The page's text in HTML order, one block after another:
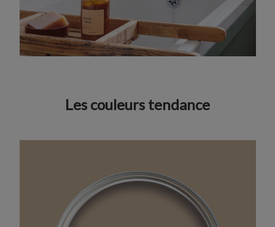
Les couleurs tendance